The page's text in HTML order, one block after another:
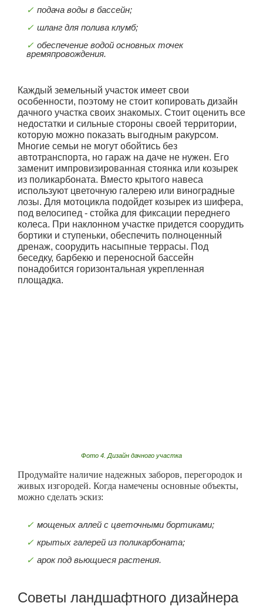
подача воды в бассейн;
шланг для полива клумб;
обеспечение водой основных точек
времяпровождения.
Каждый земельный участок имеет свои
особенности, поэтому не стоит копировать дизайн
дачного участка своих знакомых. Стоит оценить все
недостатки и сильные стороны своей территории,
которую можно показать выгодным ракурсом.
Многие семьи не могут обойтись без
автотранспорта, но гараж на даче не нужен. Его
заменит импровизированная стоянка или козырек
из поликарбоната. Вместо крытого навеса
используют цветочную галерею или виноградные
лозы. Для мотоцикла подойдет козырек из шифера,
под велосипед - стойка для фиксации переднего
колеса. При наклонном участке придется соорудить
бортики и ступеньки, обеспечить полноценный
дренаж, соорудить насыпные террасы. Под
беседку, барбекю и переносной бассейн
понадобится горизонтальная укрепленная
площадка.
Фото 4. Дизайн дачного участка
Продумайте наличие надежных заборов, перегородок и
живых изгородей. Когда намечены основные объекты,
можно сделать эскиз:
мощеных аллей с цветочными бортиками;
крытых галерей из поликарбоната;
арок под вьющиеся растения.
Советы ландшафтного дизайнера